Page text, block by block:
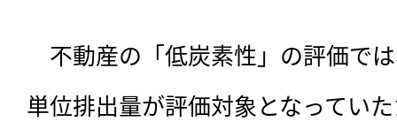
不動産の「低炭素性」の評価で
単位排出量が評価対象となってい